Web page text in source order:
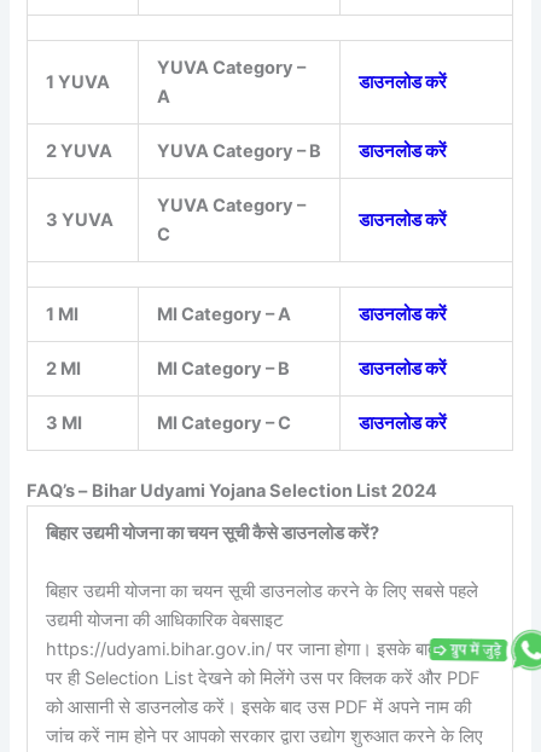
1 YUVA
YUVA Category –
A
डाउनलोड करें
2 YUVA YUVA Category – B डाउनलोड करें
3 YUVA
YUVA Category –
C
डाउनलोड करें
1 MI MI Category – A डाउनलोड करें
2 MI MI Category – B डाउनलोड करें
3 MI MI Category – C डाउनलोड करें
FAQ’s – Bihar Udyami Yojana Selection List 2024
बिहार उद्यमी योजना का चयन सूची कैसे डाउनलोड करें?
बिहार उद्यमी योजना का चयन सूची डाउनलोड करने के लिए सबसे पहले
उद्यमी योजना की आधिकारिक वेबसाइट
https://udyami.bihar.gov.in/ पर जाना होगा। इसके बाद होम पेज
पर ही Selection List देखने को मिलेंगे उस पर क्लिक करें और PDF
को आसानी से डाउनलोड करें। इसके बाद उस PDF में अपने नाम की
जांच करें नाम होने पर आपको सरकार द्वारा उद्योग शुरुआत करने के लिए